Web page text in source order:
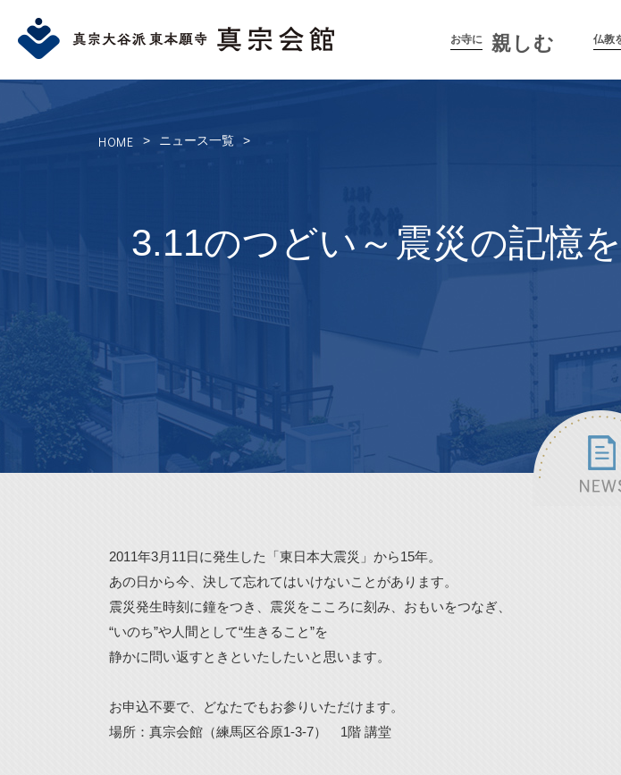
お寺に 親しむ 仏教
HOME > ニュース一覧 >
3.11のつどい～震災の記憶
2011年3月11日に発生した「東日本大震災」から15年。
あの日から今、決して忘れてはいけないことがあります。
震災発生時刻に鐘をつき、震災をこころに刻み、おもいをつなぎ、
“いのち”や人間として“生きること”を
静かに問い返すときといたしたいと思います。
お申込不要で、どなたでもお参りいただけます。
場所：真宗会館（練馬区谷原1-3-7） 1階 講堂